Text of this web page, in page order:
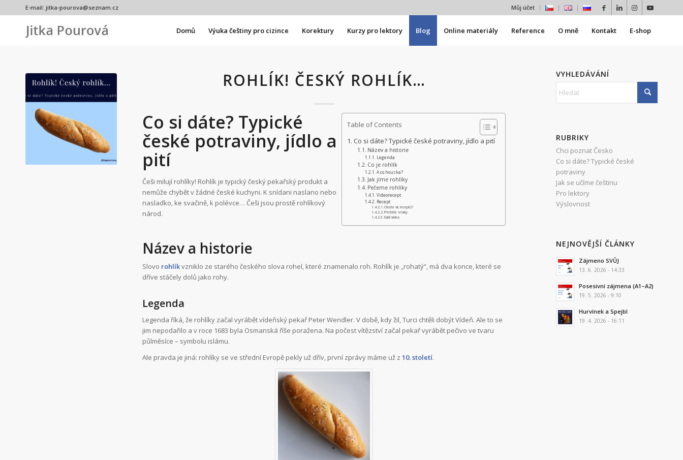
Můj účet
E-mail: jitka-pourova@seznam.cz
Domů Výuka češtiny pro cizince Korektury Kurzy pro lektory Blog Online materiály Reference O mně Kontakt E-shop
ROHLÍK! ČESKÝ ROHLÍK…
Table of Contents
Co si dáte? Typické české potraviny, jídlo a pití
Název a historie
Legenda
Co je rohlík
A co houska?
Jak jíme rohlíky
Pečeme rohlíky
Videorecept
Recept
Chcete víc receptů?
Přečtěte si taky:
Další videa:
Co si dáte? Typické
české potraviny, jídlo a
pití
Češi milují rohlíky! Rohlík je typický český pekařský produkt a
nemůže chybět v žádné české kuchyni. K snídani naslano nebo
nasladko, ke svačině, k polévce… Češi jsou prostě rohlíkový
národ.
Název a historie
Slovo rohlíkvzniklo ze starého českého slova rohel, které znamenalo roh. Rohlík je „rohatý“, má dva konce, které se
dříve stáčely dolů jako rohy.
Legenda
Legenda říká, že rohlíky začal vyrábět vídeňský pekař Peter Wendler. V době, kdy žil, Turci chtěli dobýt Vídeň. Ale to se
jim nepodařilo a v roce 1683 byla Osmanská říše poražena. Na počest vítězství začal pekař vyrábět pečivo ve tvaru
půlměsíce – symbolu islámu.
Ale pravda je jiná: rohlíky se ve střední Evropě pekly už dřív, první zprávy máme už z 10. století.
VYHLEDÁVÁNÍ
RUBRIKY
Chci poznat Česko
Co si dáte? Typické české
potraviny
Jak se učíme češtinu
Pro lektory
Výslovnost
NEJNOVĚJŠÍ ČLÁNKY
Zájmeno SVŮJ
13. 6. 2026 - 14:33
Posesivní zájmena (A1–A2)
19. 5. 2026 - 9:10
Hurvínek a Spejbl
19. 4. 2026 - 16:11